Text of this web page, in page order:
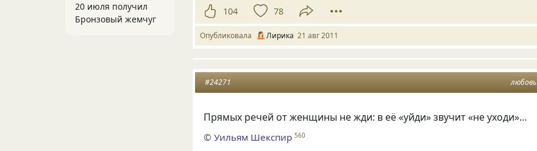
104 78
Опубликовала Лирика 21 авг 2011
любовь
#24271
Прямых речей от женщины не жди: в её «уйди» звучит«не уходи»…
©Уильям Шекспир 560
20 июля получил
Бронзовый жемчуг